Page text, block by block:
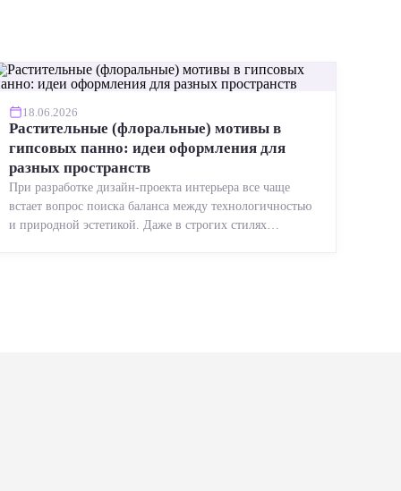
18.06.2026
Растительные (флоральные) мотивы в
гипсовых панно: идеи оформления для
разных пространств
При разработке дизайн-проекта интерьера все чаще
встает вопрос поиска баланса между технологичностью
и природной эстетикой. Даже в строгих стилях